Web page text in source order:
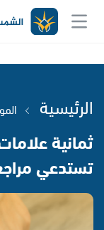
الرئيسية
ثمانية
تستدعي